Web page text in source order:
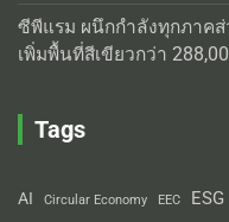
ซีพีแรม ผนึกกำลังทุกภาค
เพิ่มพื้นที่สีเขียวกว่า
Tags
AI Circular Economy EEC ESG